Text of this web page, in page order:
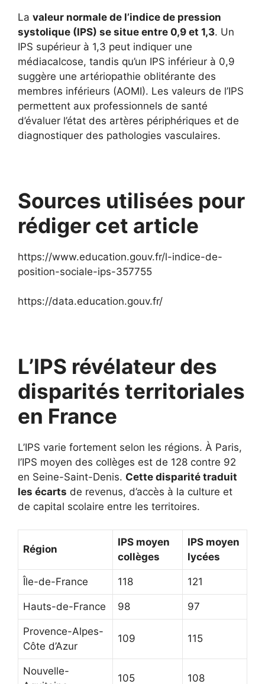
La valeur normale de l’indice de pression
systolique (IPS) se situe entre 0,9 et 1,3. Un
IPS supérieur à 1,3 peut indiquer une
médiacalcose, tandis qu’un IPS inférieur à 0,9
suggère une artériopathie oblitérante des
membres inférieurs (AOMI). Les valeurs de l’IPS
permettent aux professionnels de santé
d’évaluer l’état des artères périphériques et de
diagnostiquer des pathologies vasculaires.
Sources utilisées pour
rédiger cet article
https://www.education.gouv.fr/l-indice-de-
position-sociale-ips-357755
https://data.education.gouv.fr/
L’IPS révélateur des
disparités territoriales
en France
L’IPS varie fortement selon les régions. À Paris,
l’IPS moyen des collèges est de 128 contre 92
en Seine-Saint-Denis. Cette disparité traduit
les écarts de revenus, d’accès à la culture et
de capital scolaire entre les territoires.
Région
IPS moyen
collèges
IPS moyen
lycées
Île-de-France 118 121
Hauts-de-France 98 97
Provence-Alpes-
Côte d’Azur
109 115
Nouvelle-
105 108